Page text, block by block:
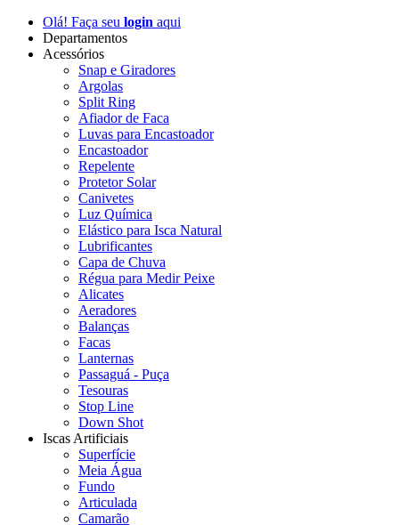
Olá! Faça seu login aqui
Departamentos
Acessórios
Snap e Giradores
Argolas
Split Ring
Afiador de Faca
Luvas para Encastoador
Encastoador
Repelente
Protetor Solar
Canivetes
Luz Química
Elástico para Isca Natural
Lubrificantes
Capa de Chuva
Régua para Medir Peixe
Alicates
Aeradores
Balanças
Facas
Lanternas
Passaguá - Puça
Tesouras
Stop Line
Down Shot
Iscas Artificiais
Superfície
Meia Água
Fundo
Articulada
Camarão